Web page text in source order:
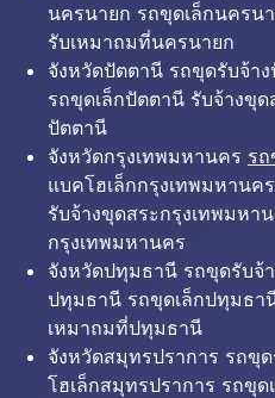
นครนายก รถขุดเล็กนครน
รับเหมาถมที่นครนายก
จังหวัดปัตตานี รถขุดรับจ้า
รถขุดเล็กปัตตานี รับจ้างขุ
ปัตตานี
จังหวัดกรุงเทพมหานคร ร
แบคโฮเล็กกรุงเทพมหานค
รับจ้างขุดสระกรุงเทพมหา
กรุงเทพมหานคร
จังหวัดปทุมธานี รถขุดรับจ้
ปทุมธานี รถขุดเล็กปทุมธา
เหมาถมที่ปทุมธานี
จังหวัดสมุทรปราการ รถขุ
โฮเล็กสมุทรปราการ รถขุ